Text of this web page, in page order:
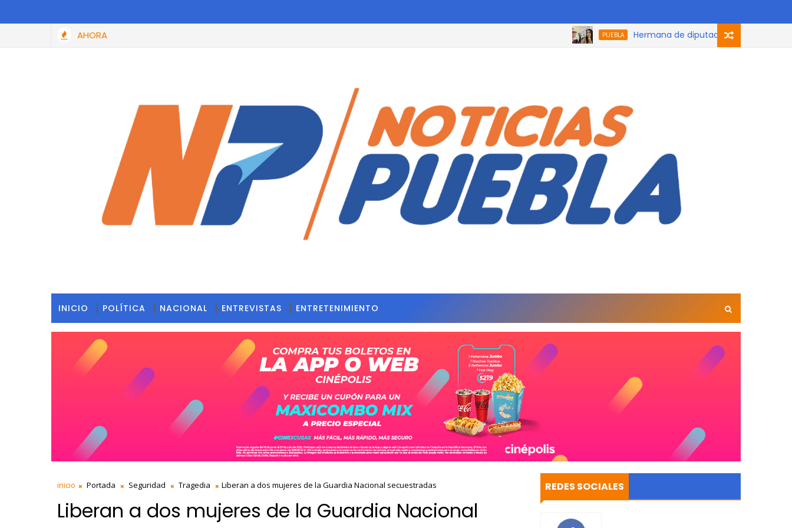
AHORA PUEBLA Hermana de diputada de Morena que
INICIO POLÍTICA NACIONAL ENTREVISTAS ENTRETENIMIENTO
inicio Portada Seguridad Tragedia Liberan a dos mujeres de la Guardia Nacional secuestradas
Liberan a dos mujeres de la Guardia Nacional
REDES SOCIALES